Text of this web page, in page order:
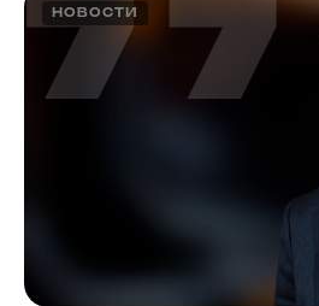
НОВОСТИ